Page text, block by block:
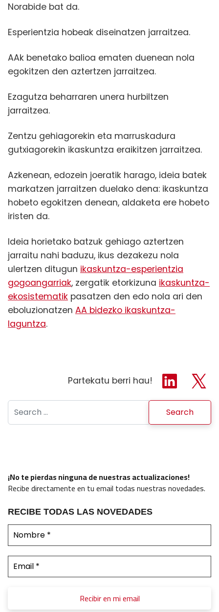
Norabide bat da.
Esperientzia hobeak diseinatzen jarraitzea.
AAk benetako balioa ematen duenean nola
egokitzen den aztertzen jarraitzea.
Ezagutza beharraren unera hurbiltzen
jarraitzea.
Zentzu gehiagorekin eta marruskadura
gutxiagorekin ikaskuntza eraikitzen jarraitzea.
Azkenean, edozein joeratik harago, ideia batek
markatzen jarraitzen duelako dena: ikaskuntza
hobeto egokitzen denean, aldaketa ere hobeto
iristen da.
Ideia horietako batzuk gehiago aztertzen
jarraitu nahi baduzu, ikus dezakezu nola
ulertzen ditugun ikaskuntza-esperientzia
gogoangarriak, zergatik etorkizuna ikaskuntza-
ekosistematik pasatzen den edo nola ari den
eboluzionatzen AA bidezko ikaskuntza-
laguntza.
Partekatu berri hau!
Search for:
¡No te pierdas ninguna de nuestras actualizaciones!
Recibe directamente en tu email todas nuestras novedades.
RECIBE TODAS LAS NOVEDADES